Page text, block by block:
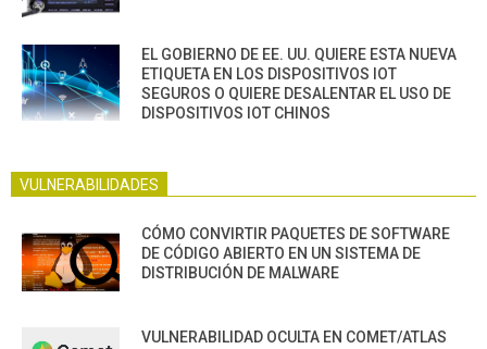
EL GOBIERNO DE EE. UU. QUIERE ESTA NUEVA
ETIQUETA EN LOS DISPOSITIVOS IOT
SEGUROS O QUIERE DESALENTAR EL USO DE
DISPOSITIVOS IOT CHINOS
VULNERABILIDADES
CÓMO CONVIRTIR PAQUETES DE SOFTWARE
DE CÓDIGO ABIERTO EN UN SISTEMA DE
DISTRIBUCIÓN DE MALWARE
VULNERABILIDAD OCULTA EN COMET/ATLAS